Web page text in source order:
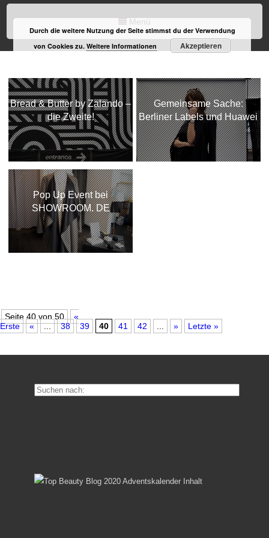
Menü
Bread & Butter by Zalando –
die Zweite!
Gemeinsame Sache:
Berliner Labels und Huawei
Pop Up Event bei
SHOWROOM. DE
Seite 40 von 50
«
Erste
« ... 38 39 40 41 42 » Letzte »
Durch die weitere Nutzung der Seite stimmst du der Verwendung
von Cookies zu.Weitere Informationen Akzeptieren